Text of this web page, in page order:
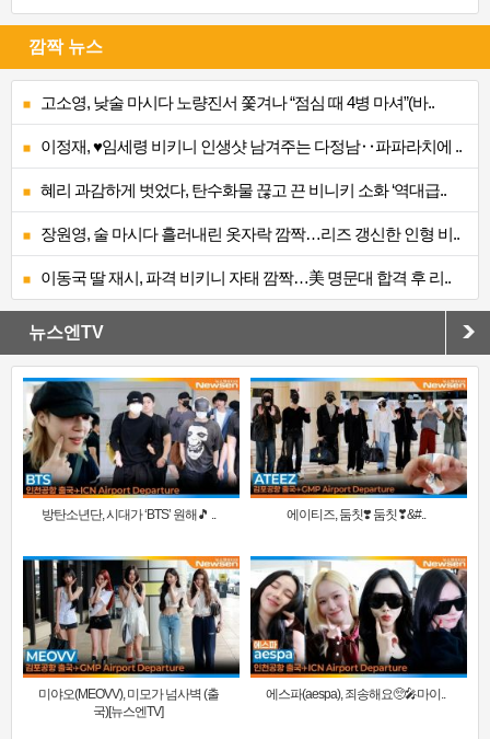
깜짝 뉴스
고소영, 낮술 마시다 노량진서 쫓겨나 “점심 때 4병 마셔”(바..
이정재, ♥임세령 비키니 인생샷 남겨주는 다정남‥파파라치에 ..
혜리 과감하게 벗었다, 탄수화물 끊고 끈 비니키 소화 ‘역대급..
장원영, 술 마시다 흘러내린 옷자락 깜짝…리즈 갱신한 인형 비..
이동국 딸 재시, 파격 비키니 자태 깜짝…美 명문대 합격 후 리..
뉴스엔TV
방탄소년단, 시대가 ‘BTS’ 원해🎵 .. 에이티즈, 둠칫❣️ 둠칫❣&#..
미야오(MEOVV), 미모가 넘사벽 (출
국)[뉴스엔TV]
에스파(aespa), 죄송해요🥺🎤마이..